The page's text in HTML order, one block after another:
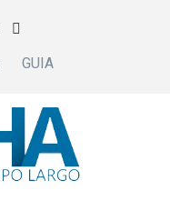
GUIA